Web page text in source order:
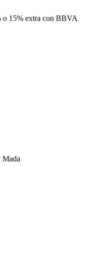
15% extra con BBVA